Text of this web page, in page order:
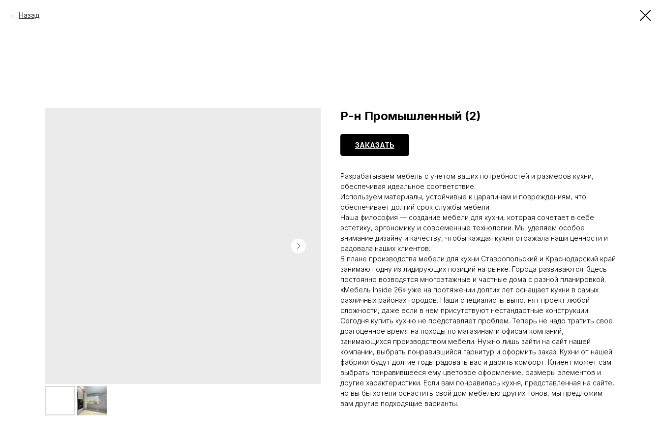
Назад
Р-н Промышленный (2)
ЗАКАЗАТЬ
Разрабатываем мебель с учетом ваших потребностей и размеров кухни,
обеспечивая идеальное соответствие.
Используем материалы, устойчивые к царапинам и повреждениям, что
обеспечивает долгий срок службы мебели.
Наша философия — создание мебели для кухни, которая сочетает в себе
эстетику, эргономику и современные технологии. Мы уделяем особое
внимание дизайну и качеству, чтобы каждая кухня отражала наши ценности и
радовала наших клиентов.
В плане производства мебели для кухни Ставропольский и Краснодарский край
занимают одну из лидирующих позиций на рынке. Города развиваются. Здесь
постоянно возводятся многоэтажные и частные дома с разной планировкой.
«Мебель Inside 26» уже на протяжении долгих лет оснащает кухни в самых
различных районах городов. Наши специалисты выполнят проект любой
сложности, даже если в нем присутствуют нестандартные конструкции.
Сегодня купить кухню не представляет проблем. Теперь не надо тратить свое
драгоценное время на походы по магазинам и офисам компаний,
занимающихся производством мебели. Нужно лишь зайти на сайт нашей
компании, выбрать понравившийся гарнитур и оформить заказ. Кухни от нашей
фабрики будут долгие годы радовать вас и дарить комфорт. Клиент может сам
выбрать понравившееся ему цветовое оформление, размеры элементов и
другие характеристики. Если вам понравилась кухня, представленная на сайте,
но вы бы хотели оснастить свой дом мебелью других тонов, мы предложим
вам другие подходящие варианты.